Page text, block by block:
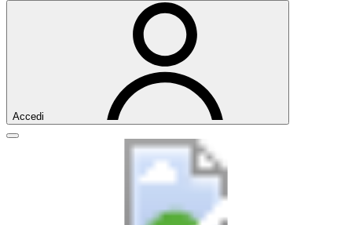
Accedi